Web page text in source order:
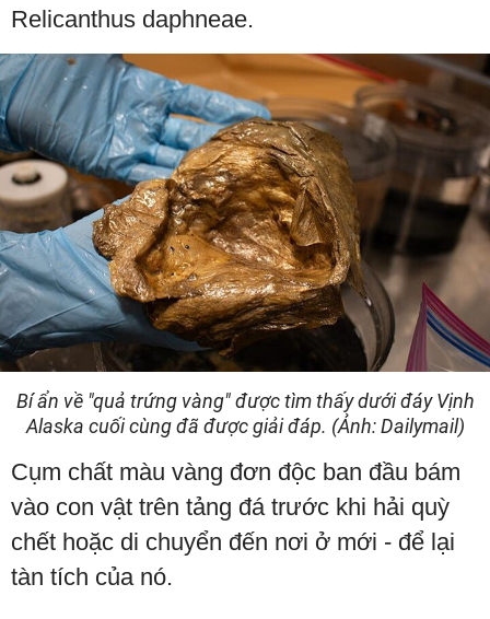
Relicanthus daphneae.
Bí ẩn về "quả trứng vàng" được tìm thấy dưới đáy Vịnh
Alaska cuối cùng đã được giải đáp. (Ảnh: Dailymail)
Cụm chất màu vàng đơn độc ban đầu bám
vào con vật trên tảng đá trước khi hải quỳ
chết hoặc di chuyển đến nơi ở mới - để lại
tàn tích của nó.